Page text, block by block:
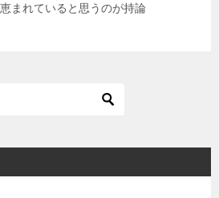
まれていると思うのが持論